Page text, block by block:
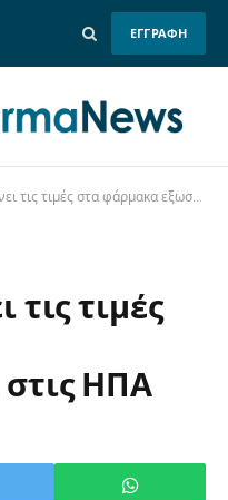
ΕΓΓΡΑΦΗ
τιμές στα φάρμακα εξωσωματικής, στις ΗΠΑ
τις τιμές
ΗΠΑ